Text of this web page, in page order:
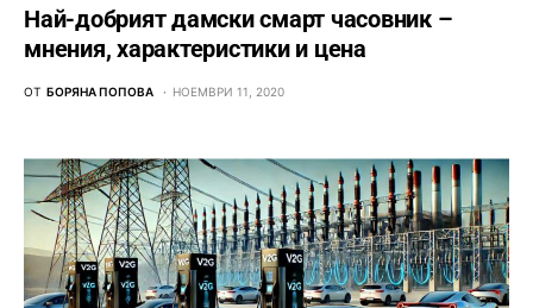
Най-добрият дамски смарт часовник –
мнения, характеристики и цена
ОТ БОРЯНА ПОПОВА НОЕМВРИ 11, 2020